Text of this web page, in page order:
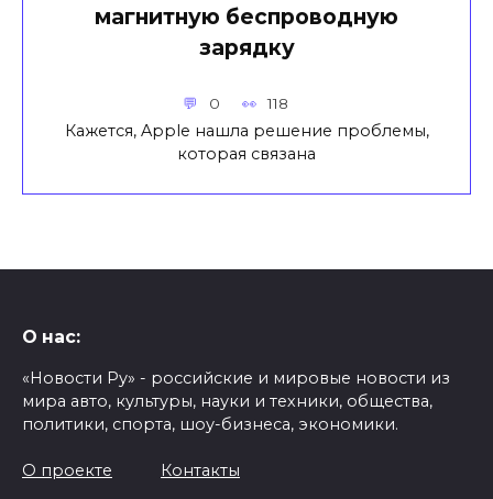
магнитную беспроводную
зарядку
0 118
Кажется, Apple нашла решение проблемы,
которая связана
О нас:
«Новости Ру» - российские и мировые новости из
мира авто, культуры, науки и техники, общества,
политики, спорта, шоу-бизнеса, экономики.
О проекте Контакты